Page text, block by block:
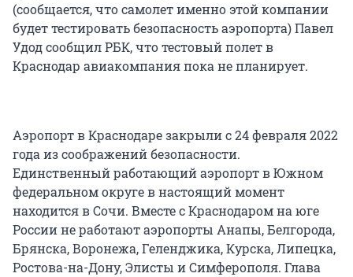
(сообщается, что самолет именно этой компании
будет тестировать безопасность аэропорта) Павел
Удод сообщил РБК, что тестовый полет в
Краснодар авиакомпания пока не планирует.
Аэропорт в Краснодаре закрыли с 24 февраля 2022
года из соображений безопасности.
Единственный работающий аэропорт в Южном
федеральном округе в настоящий момент
находится в Сочи. Вместе с Краснодаром на юге
России не работают аэропорты Анапы, Белгорода,
Брянска, Воронежа, Геленджика, Курска, Липецка,
Ростова-на-Дону, Элисты и Симферополя. Глава